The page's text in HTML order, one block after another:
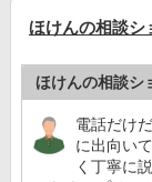
ほけんの相談シ
ほけんの相談シ
電話だけ
に出向い
く丁寧に